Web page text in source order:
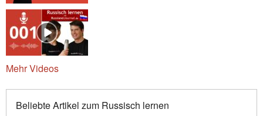
Mehr Videos
Beliebte Artikel zum Russisch lernen